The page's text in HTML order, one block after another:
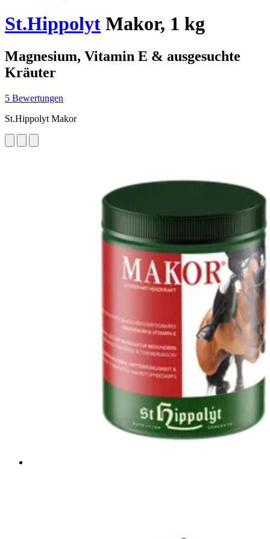
St.Hippolyt Makor, 1 kg
Magnesium, Vitamin E & ausgesuchte
Kräuter
5 Bewertungen
St.Hippolyt Makor